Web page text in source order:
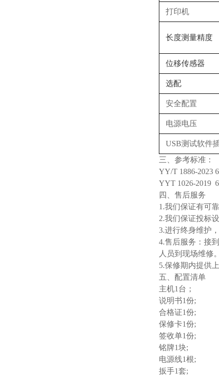
打印机
长度测量精度
位移传感器
选配
安全配置
电源电压
USB测试软件
三、 参考标准：
YY/T 1886-2023
YYT 1026-2019
四、 售后服务
1 .我们保证有可
2.我们保证投标
3.进行终身维护
4.售后服务：接
人员到现场维修
5.保修期内提供
五、配置清单
主机1台；
说明书1份;
合格证1份;
保修卡1份;
签收单1份;
铭牌1块;
电源线1根;
扳手1套;